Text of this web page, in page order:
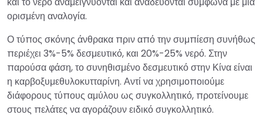
ορισμένη αναλογία.
Ο τύπος σκόνης άνθρακα πριν από την συμπίεση συνήθως
περιέχει 3%-5% δεσμευτικό, και 20%-25% νερό. Στην
παρούσα φάση, το συνηθισμένο δεσμευτικό στην Κίνα είναι
η καρβοξυμεθυλοκυτταρίνη. Αντί να χρησιμοποιούμε
διάφορους τύπους αμύλου ως συγκολλητικό, προτείνουμε
στους πελάτες να αγοράζουν ειδικό συγκολλητικό.